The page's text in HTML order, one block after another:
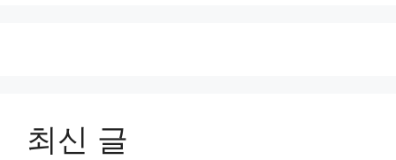
최신 글